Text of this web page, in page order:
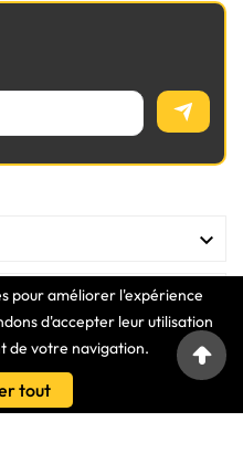
pour améliorer l'expérience
d'accepter leur utilisation
de votre navigation.
tout



